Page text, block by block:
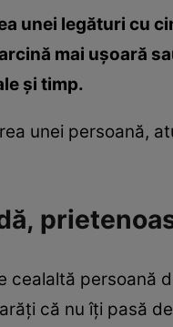
unei legături cu
mai uşoară
şi timp.
unei persoană,
cealaltă persoană
că nu îţi pasă